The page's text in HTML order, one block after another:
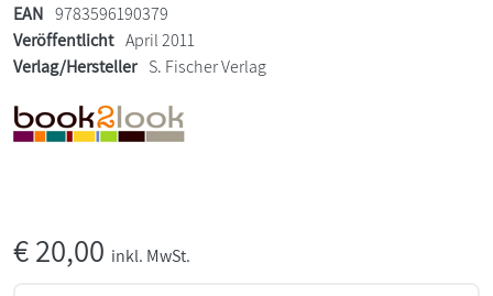
EAN 9783596190379
Veröffentlicht April 2011
Verlag/Hersteller S. Fischer Verlag
€20,00 inkl. MwSt.